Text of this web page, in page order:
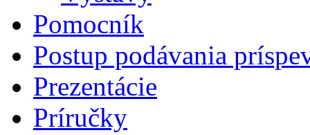
Pomocník
Postup podávania
Prezentácie
Príručky